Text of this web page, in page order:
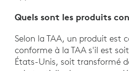
Quels sont les produits
Selon la TAA, un produit est
conforme à la TAA s'il est
États-Unis, soit transformé